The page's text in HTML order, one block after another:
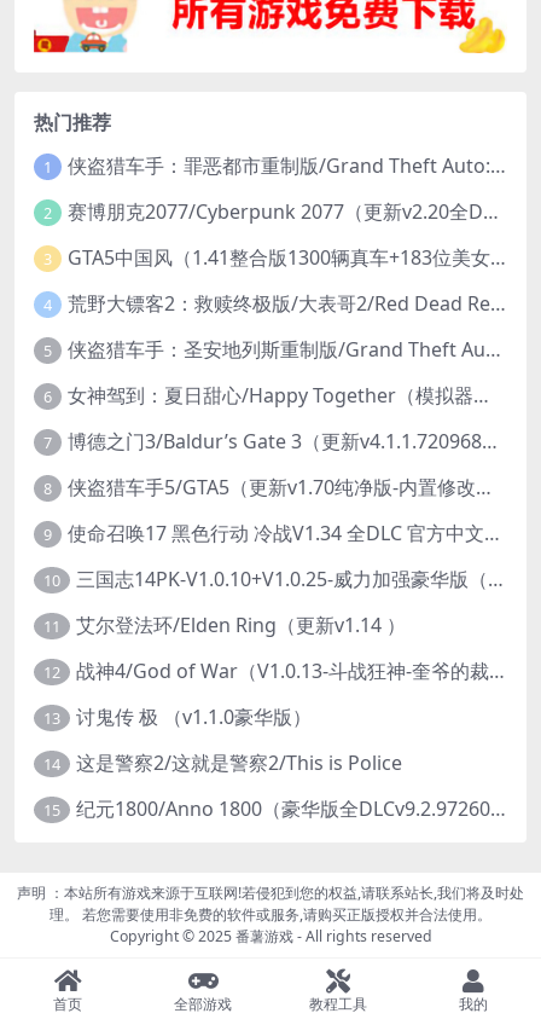
热门推荐
1 侠盗猎车手：罪恶都市重制版/Grand Theft Auto: Vice City – The Definitive Edition
2 赛博朋克2077/Cyberpunk 2077（更新v2.20全DLC）
3 GTA5中国风（1.41整合版1300辆真车+183位美女与英雄+200%存档）
4 荒野大镖客2：救赎终极版/大表哥2/Red Dead Redemption 2: Ultimate Edition（更新v1491.50终极版）
5 侠盗猎车手：圣安地列斯重制版/Grand Theft Auto: San Andreas – The Definitive Edition（更新v1.113.49697469）
6 女神驾到：夏日甜心/Happy Together（模拟器版-升级豪华终极珍藏版+全DLC）
7 博德之门3/Baldur’s Gate 3（更新v4.1.1.7209685）
8 侠盗猎车手5/GTA5（更新v1.70纯净版-内置修改器+通关存档）
9 使命召唤17 黑色行动 冷战V1.34 全DLC 官方中文版COD17
10 三国志14PK-V1.0.10+V1.0.25-威力加强豪华版（武将面容套装-全DLC+季票+特典+中文语音+编辑修改器）
11 艾尔登法环/Elden Ring（更新v1.14 ）
12 战神4/God of War（V1.0.13-斗战狂神-奎爷的裁决+全DLC）
13 讨鬼传 极 （v1.1.0豪华版）
14 这是警察2/这就是警察2/This is Police
15 纪元1800/Anno 1800（豪华版全DLCv9.2.972600）
声明 ：本站所有游戏来源于互联网!若侵犯到您的权益,请联系站长,我们将及时处
理。 若您需要使用非免费的软件或服务,请购买正版授权并合法使用。
Copyright © 2025 番薯游戏 - All rights reserved
首页 全部游戏 教程工具 我的